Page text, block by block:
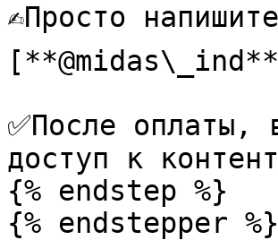
✍️Просто
✅После оплаты,
доступ к
{% endstep %}
{% endstepper %}